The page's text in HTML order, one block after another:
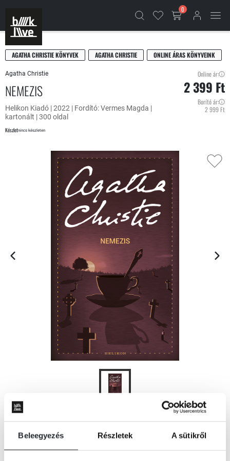
Beleegyezés Részletek A sütikről
0
AGATHA CHRISTIE KÖNYVEK AGATHA CHRISTIE ONLINE ÁRAS KÖNYVEINK
Agatha Christie
NEMEZIS
Helikon Kiadó | 2022 | Fordító: Vermes Magda |
kartonált | 300 oldal
Készletnincs készleten
Online ár:
2 399 Ft
Borító ár:
2 999 Ft